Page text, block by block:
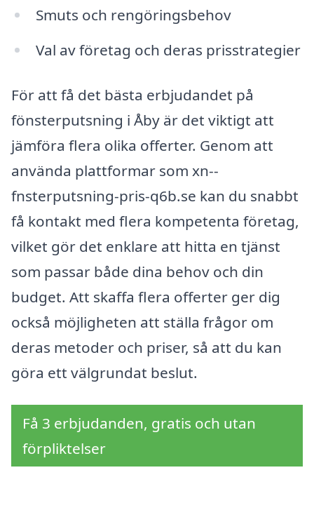
Smuts och rengöringsbehov
Val av företag och deras prisstrategier
För att få det bästa erbjudandet på
fönsterputsning i Åby är det viktigt att
jämföra flera olika offerter. Genom att
använda plattformar som xn--
fnsterputsning-pris-q6b.se kan du snabbt
få kontakt med flera kompetenta företag,
vilket gör det enklare att hitta en tjänst
som passar både dina behov och din
budget. Att skaffa flera offerter ger dig
också möjligheten att ställa frågor om
deras metoder och priser, så att du kan
göra ett välgrundat beslut.
Få 3 erbjudanden, gratis och utan
förpliktelser